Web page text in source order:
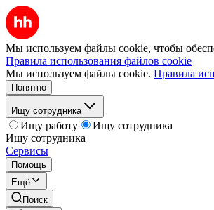
Мы используем файлы cookie, чтобы
Правила использования файлов cookie
Мы используем файлы cookie. Правила
Понятно
Ищу сотрудника
Ищу работу
Ищу сотрудника
Ищу сотрудника
Сервисы
Помощь
Ещё
Поиск